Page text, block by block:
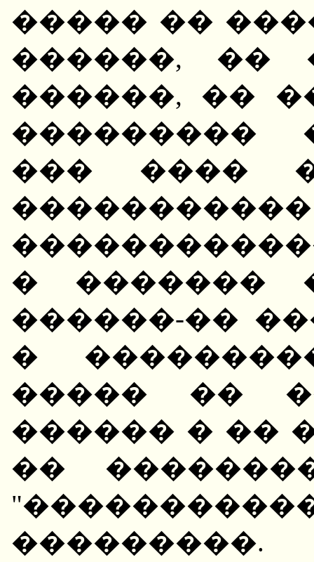
����� ��
������, ��
������, ��
���������
��� ����
� �������
������-��
�
����� ��
������ � ��
��